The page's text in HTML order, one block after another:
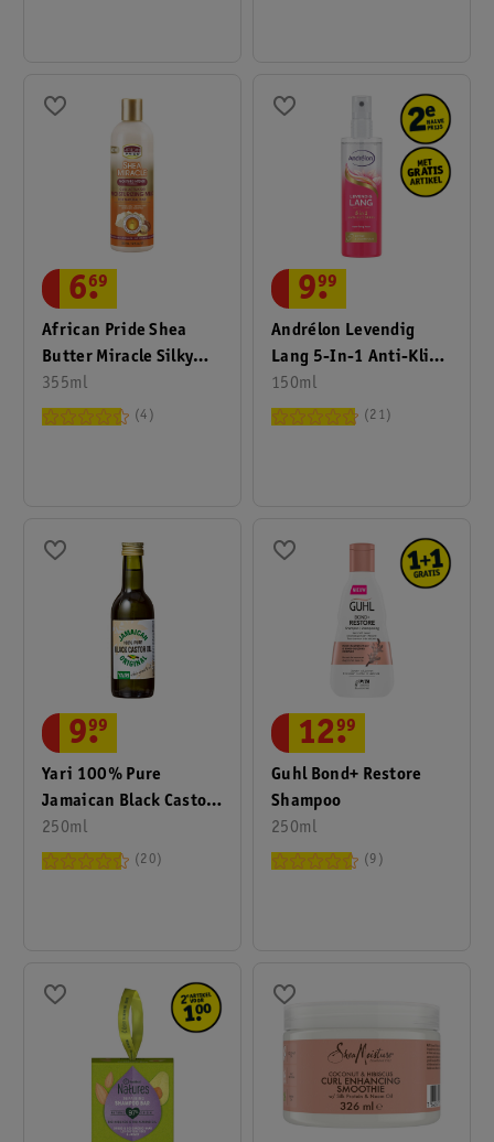
African Pride Shea
Butter Miracle Silky
Curls Moisturizer
355ml
6.
69
4
Andrélon Levendig
Lang 5-In-1 Anti-Klit
Spray
150ml
9.
99
21
Yari 100% Pure
Jamaican Black Castor
Oil
250ml
9.
99
20
Guhl Bond+ Restore
Shampoo
250ml
12.
99
9